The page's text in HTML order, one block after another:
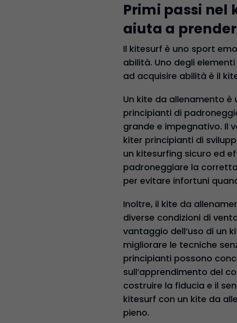
Primi passi nel
aiuta a
Il kitesurf è uno sport
abilità. Uno degli
ad acquisire abilità è il
Un kite da allenamento
principianti di
grande e impegnativo. Il
kiter principianti di
un kitesurfing sicuro ed
padroneggiare la
per evitare infortuni
Inoltre, il kite da
diverse condizioni di
vantaggio dell’uso di un
migliorare le tecniche
principianti possono
sull’apprendimento del
costruire la fiducia e il
kitesurf con un kite da
pieno.